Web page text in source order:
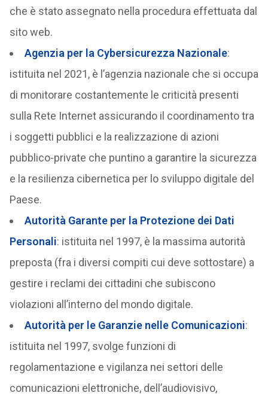
che è stato assegnato nella procedura effettuata dal
sito web.
Agenzia per la Cybersicurezza Nazionale:
istituita nel 2021, è l’agenzia nazionale che si occupa
di monitorare costantemente le criticità presenti
sulla Rete Internet assicurando il coordinamento tra
i soggetti pubblici e la realizzazione di azioni
pubblico-private che puntino a garantire la sicurezza
e la resilienza cibernetica per lo sviluppo digitale del
Paese.
Autorità Garante per la Protezione dei Dati
Personali: istituita nel 1997, è la massima autorità
preposta (fra i diversi compiti cui deve sottostare) a
gestire i reclami dei cittadini che subiscono
violazioni all’interno del mondo digitale.
Autorità per le Garanzie nelle Comunicazioni:
istituita nel 1997, svolge funzioni di
regolamentazione e vigilanza nei settori delle
comunicazioni elettroniche, dell’audiovisivo,